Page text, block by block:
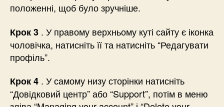
положенні, щоб було зручніше.
Крок 3 . У правому верхньому куті сайту є іконка
чоловічка, натисніть її та натисніть “Редагувати
профіль”.
Крок 4 . У самому низу сторінки натисніть
“Довідковий центр” або “Support”, потім в меню